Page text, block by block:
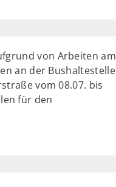
von Arbeiten am
an der Bushaltestelle
vom 08.07. bis
für den